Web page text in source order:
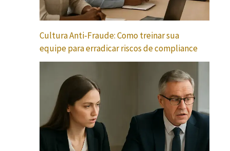
Cultura Anti-Fraude: Como treinar sua
equipe para erradicar riscos de compliance